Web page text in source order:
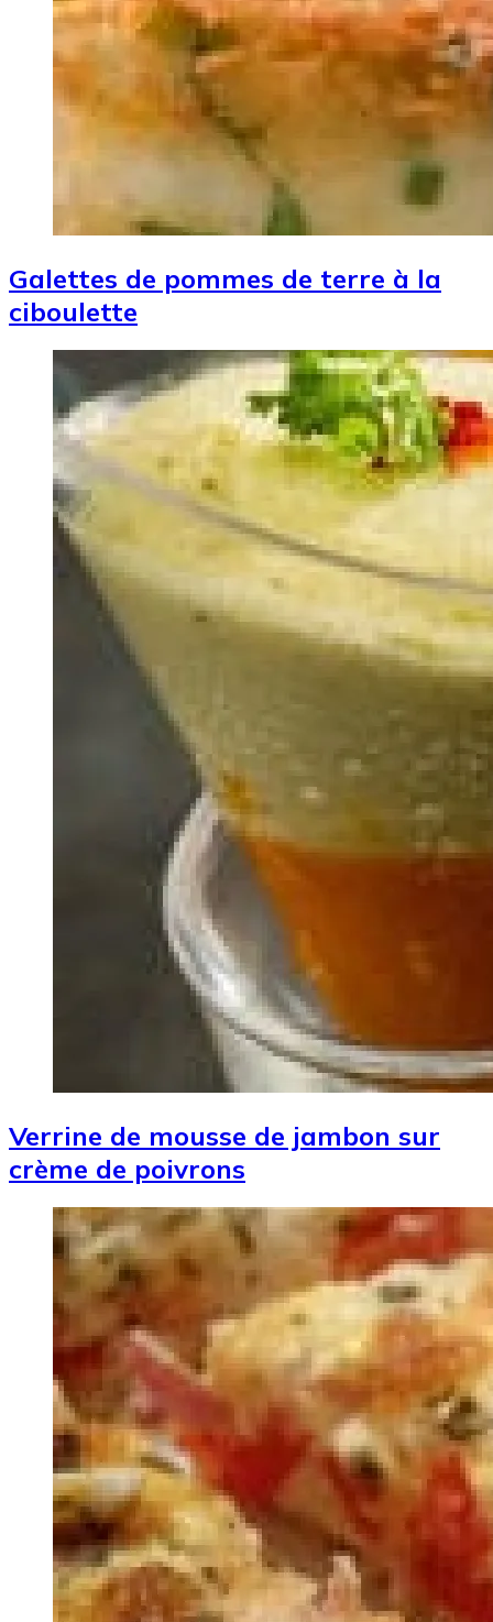
Galettes de pommes de terre à la
ciboulette
Image
Verrine de mousse de jambon sur
crème de poivrons
Image